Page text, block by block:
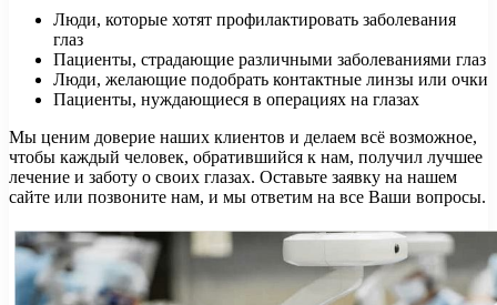
Люди, которые хотят профилактировать заболевания
глаз
Пациенты, страдающие различными заболеваниями глаз
Люди, желающие подобрать контактные линзы или очки
Пациенты, нуждающиеся в операциях на глазах
Мы ценим доверие наших клиентов и делаем всё возможное,
чтобы каждый человек, обратившийся к нам, получил лучшее
лечение и заботу о своих глазах. Оставьте заявку на нашем
сайте или позвоните нам, и мы ответим на все Ваши вопросы.